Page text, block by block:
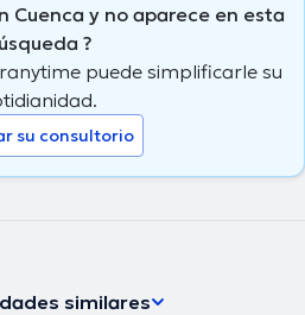
Cuenca y no aparece en esta
?
puede simplificarle su
su consultorio
similares